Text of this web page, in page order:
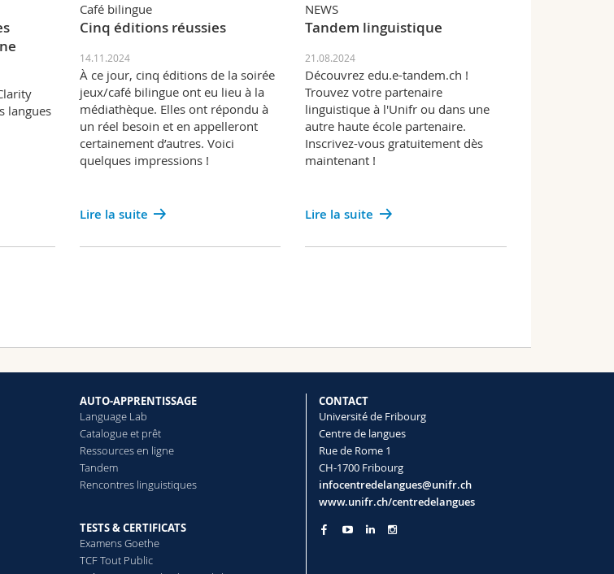
langues
Café bilingue
Cinq éditions réussies
14.11.2024
À ce jour, cinq éditions de la soirée
jeux/café bilingue ont eu lieu à la
médiathèque. Elles ont répondu à
un réel besoin et en appelleront
certainement d’autres. Voici
quelques impressions !
Lire la suite
NEWS
Tandem linguistique
21.08.2024
Découvrez edu.e-tandem.ch !
Trouvez votre partenaire
linguistique à l'Unifr ou dans une
autre haute école partenaire.
Inscrivez-vous gratuitement dès
maintenant !
Lire la suite
AUTO-APPRENTISSAGE
Language Lab
Catalogue et prêt
Ressources en ligne
Tandem
Rencontres linguistiques
TESTS & CERTIFICATS
Examens Goethe
TCF Tout Public
CONTACT
Université de Fribourg
Centre de langues
Rue de Rome 1
CH-1700 Fribourg
infocentredelangues@unifr.ch
www.unifr.ch/centredelangues